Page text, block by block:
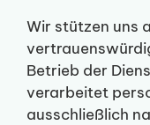
Wir stützen uns
Betrieb der
verarbeitet
ausschließlich